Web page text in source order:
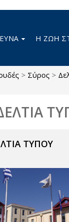
Η ΖΩΗ
> Σύρος >
ΤΥΠΟΥ